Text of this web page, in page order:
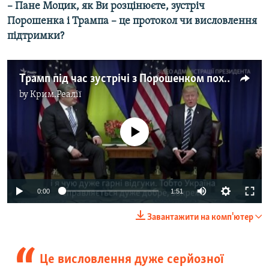
– Пане Моцик, як Ви розцінюєте, зустріч
Порошенка і Трампа – це протокол чи висловлення
підтримки?
Трамп під час зустрічі з Порошенком похвалив Україну за прогрес (відео)
byКрим.Реалії
No media source currently available
0:00 1:51
Завантажити на комп'ютер
Це висловлення дуже серйозної